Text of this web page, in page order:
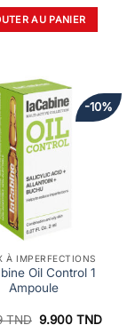
initial
était :
10.989 TND.
AU PANIER
-10%
À IMPERFECTIONS
Oil Control 1
Ampoule
TND Le
9.900TNDLe